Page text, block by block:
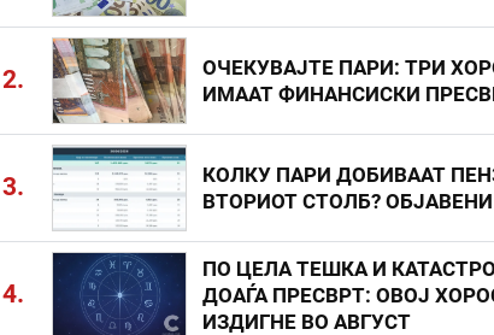
2.
ОЧЕКУВАЈТЕ ПАРИ: ТРИ
ИМААТ ФИНАНСИСКИ
3.
КОЛКУ ПАРИ ДОБИВААТ
ВТОРИОТ СТОЛБ?
4.
ПО ЦЕЛА ТЕШКА И
ДОАЃА ПРЕСВРТ: ОВОЈ
ИЗДИГНЕ ВО АВГУСТ